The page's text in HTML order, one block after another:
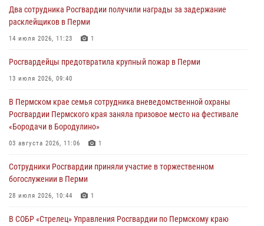
юных спортсменов
03 августа 2026, 10:59
30 июля 2026, 05:19
богослужении в Перми
28 июля 2026, 10:44
Росгвардейцы оказали силовую поддержку при задержании
28 июля 2026, 06:15
Два сотрудника Росгвардии получили награды за задержание
расклейщиков в Перми
14 июля 2026, 11:23 1
Росгвардейцы предотвратила крупный пожар в Перми
13 июля 2026, 09:40
В Пермском крае семья сотрудника вневедомственной охраны
Росгвардии Пермского края заняла призовое место на фестивале
«Бородачи в Бородулино»
03 августа 2026, 11:06 1
Сотрудники Росгвардии приняли участие в торжественном
богослужении в Перми
28 июля 2026, 10:44 1
В СОБР «Стрелец» Управления Росгвардии по Пермскому краю